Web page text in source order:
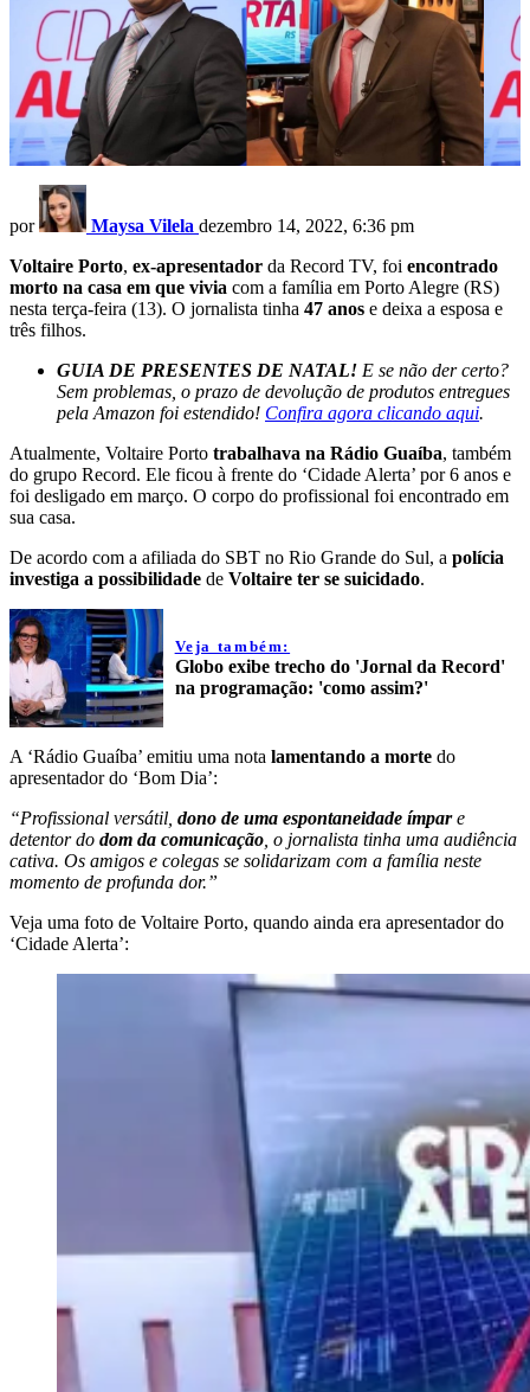
por Maysa Vilela dezembro 14, 2022, 6:36 pm
Voltaire Porto, ex-apresentador da Record TV, foi encontrado
morto na casa em que vivia com a família em Porto Alegre (RS)
nesta terça-feira (13). O jornalista tinha 47 anos e deixa a esposa e
três filhos.
GUIA DE PRESENTES DE NATAL! E se não der certo?
Sem problemas, o prazo de devolução de produtos entregues
pela Amazon foi estendido! Confira agora clicando aqui.
Atualmente, Voltaire Porto trabalhava na Rádio Guaíba, também
do grupo Record. Ele ficou à frente do ‘Cidade Alerta’ por 6 anos e
foi desligado em março. O corpo do profissional foi encontrado em
sua casa.
De acordo com a afiliada do SBT no Rio Grande do Sul, a polícia
investiga a possibilidade de Voltaire ter se suicidado.
Veja também:
Globo exibe trecho do 'Jornal da Record'
na programação: 'como assim?'
A ‘Rádio Guaíba’ emitiu uma nota lamentando a morte do
apresentador do ‘Bom Dia’:
“Profissional versátil, dono de uma espontaneidade ímpare
detentor do dom da comunicação , o jornalista tinha uma audiência
cativa. Os amigos e colegas se solidarizam com a família neste
momento de profunda dor.”
Veja uma foto de Voltaire Porto, quando ainda era apresentador do
‘Cidade Alerta’: